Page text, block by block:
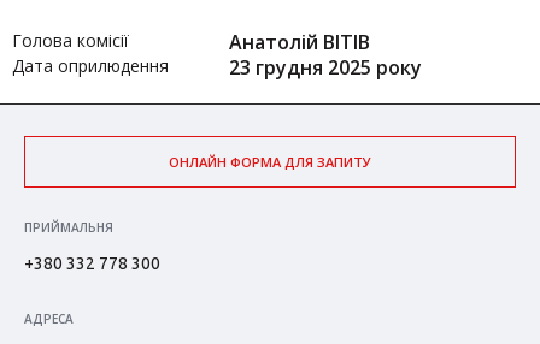
Голова комісії Анатолій ВІТІВ
Дата оприлюдення 23 грудня 2025 року
ОНЛАЙН ФОРМА ДЛЯ ЗАПИТУ
ПРИЙМАЛЬНЯ
+380 332 778 300
АДРЕСА